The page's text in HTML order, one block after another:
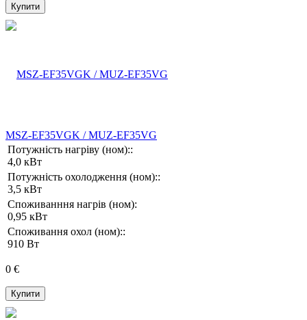
Купити
MSZ-EF35VGK / MUZ-EF35VG
Потужність нагріву (ном)::
4,0 кВт
Потужність охолодження (ном)::
3,5 кВт
Споживанння нагрів (ном):
0,95 кВт
Споживання охол (ном)::
910 Вт
0 €
Купити